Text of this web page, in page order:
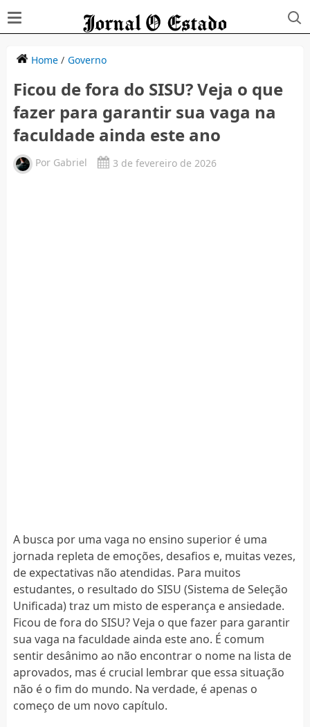
Home/ Governo
Ficou de fora do SISU? Veja o que
fazer para garantir sua vaga na
faculdade ainda este ano
Por Gabriel 3 de fevereiro de 2026
A busca por uma vaga no ensino superior é uma
jornada repleta de emoções, desafios e, muitas vezes,
de expectativas não atendidas. Para muitos
estudantes, o resultado do SISU (Sistema de Seleção
Unificada) traz um misto de esperança e ansiedade.
Ficou de fora do SISU? Veja o que fazer para garantir
sua vaga na faculdade ainda este ano. É comum
sentir desânimo ao não encontrar o nome na lista de
aprovados, mas é crucial lembrar que essa situação
não é o fim do mundo. Na verdade, é apenas o
começo de um novo capítulo.